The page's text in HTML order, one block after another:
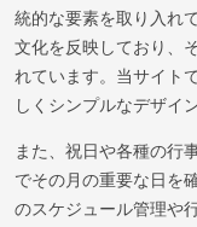
統的な要素を取り入れ
文化を反映しており、
れています。当サイト
しくシンプルなデザイ
また、祝日や各種の行
でその月の重要な日を
のスケジュール管理や